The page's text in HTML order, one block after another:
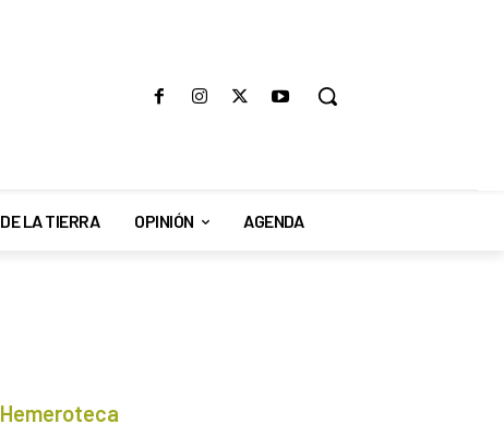
DE LA TIERRA OPINIÓN AGENDA
Hemeroteca